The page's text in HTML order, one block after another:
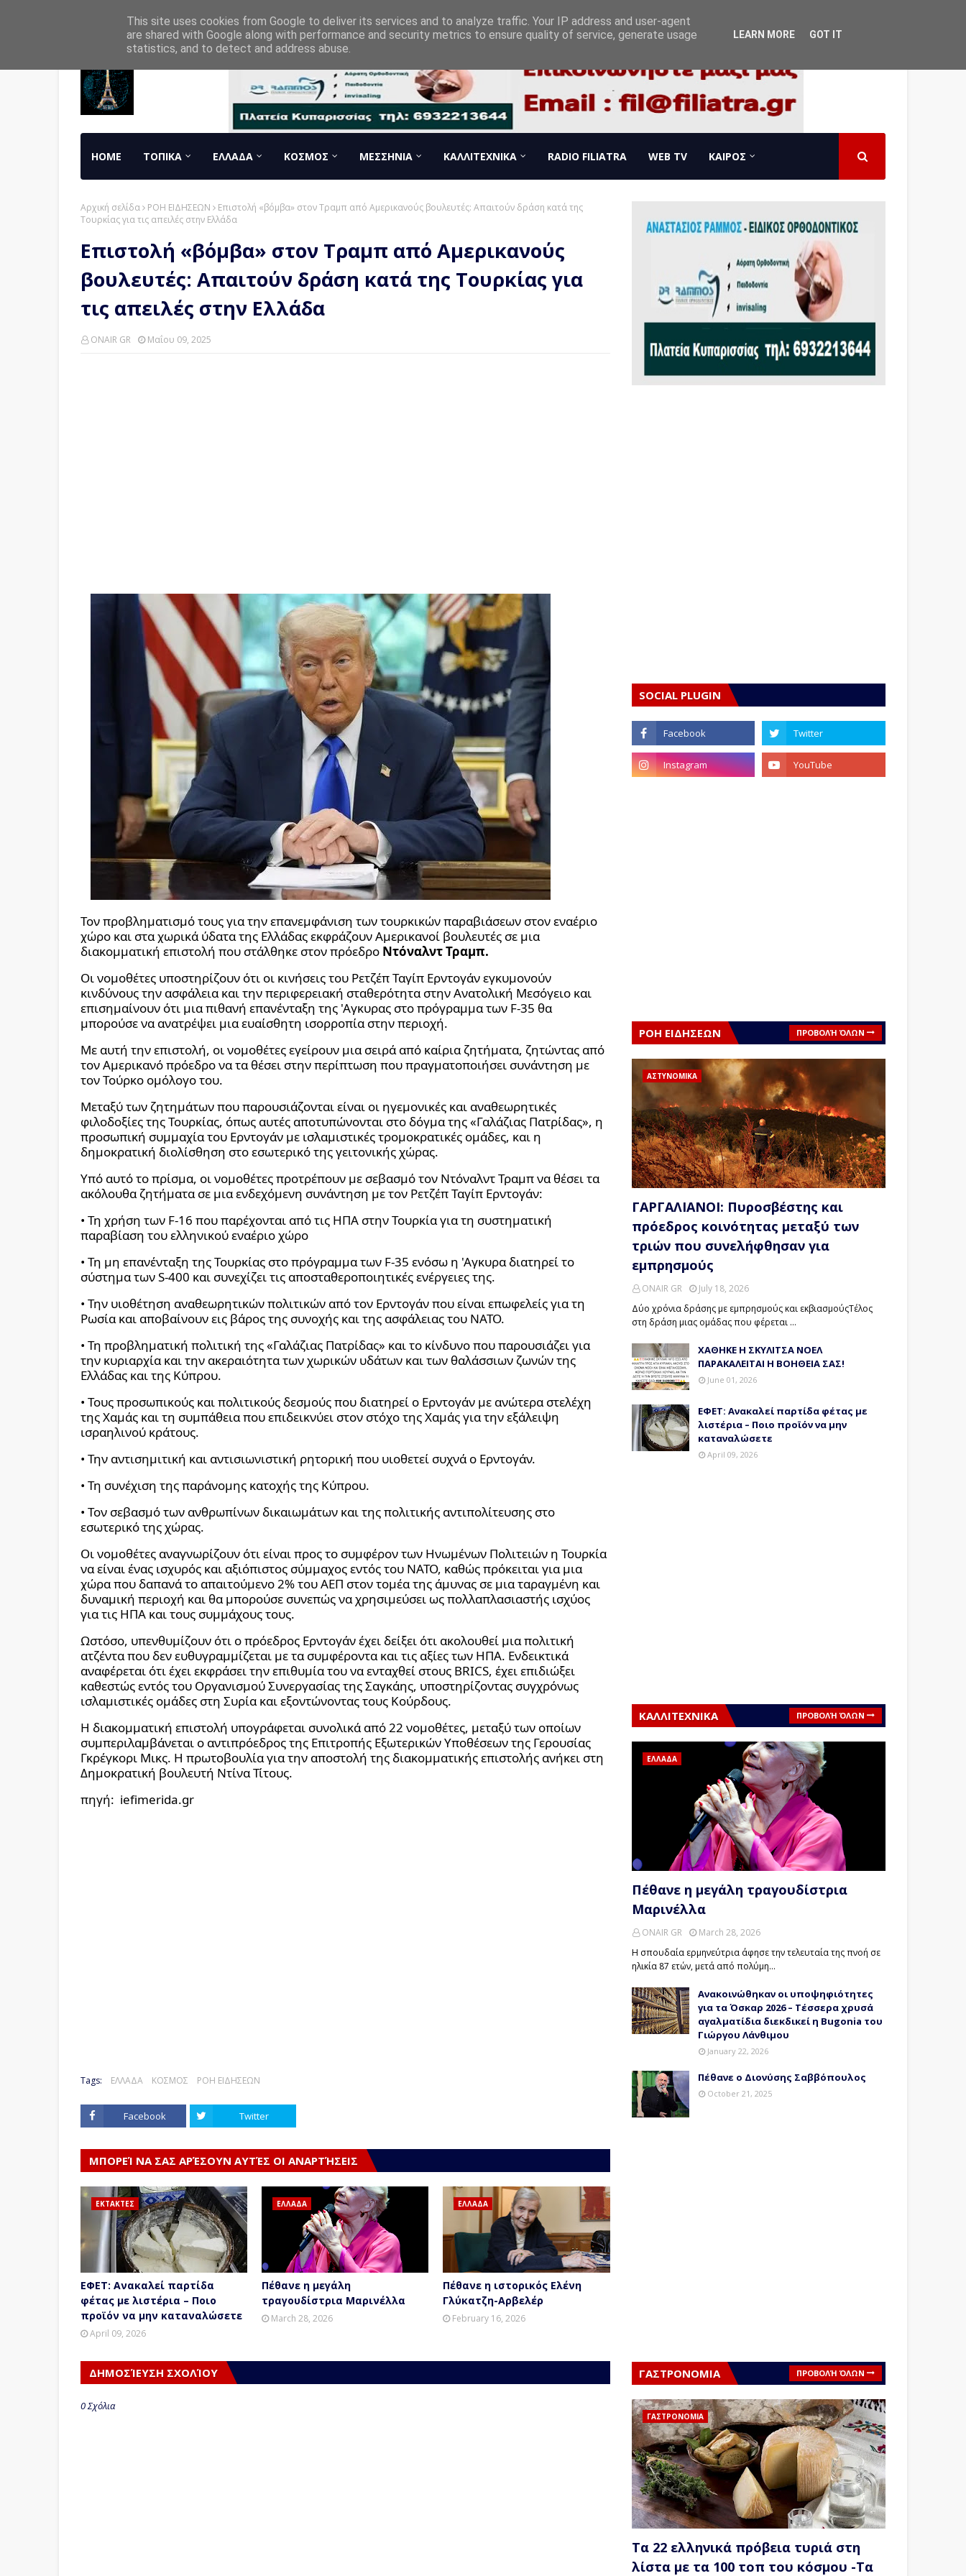
HOME ΤΟΠΙΚΑ ΕΛΛΑΔΑ ΚΟΣΜΟΣ ΜΕΣΣΗΝΙΑ ΚΑΛΛΙΤΕΧΝΙΚΑ RADIO FILIATRA WEB TV ΚΑΙΡΟΣ
Αρχική σελίδα ΡΟΗ ΕΙΔΗΣΕΩΝ
Επιστολή «βόμβα» στον Τραμπ από Αμερικανούς βουλευτές: Απαιτούν δράση κατά της
Τουρκίας για τις απειλές στην Ελλάδα
Επιστολή «βόμβα» στον Τραμπ από Αμερικανούς
βουλευτές: Απαιτούν δράση κατά της Τουρκίας για
τις απειλές στην Ελλάδα
ONAIR GR Μαΐου 09, 2025
Τον προβληματισμό τους για την επανεμφάνιση των τουρκικών παραβιάσεων στον εναέριο
χώρο και στα χωρικά ύδατα της Ελλάδας εκφράζουν Αμερικανοί βουλευτές σε μια
διακομματική επιστολή που στάλθηκε στον πρόεδρο Ντόναλντ Τραμπ.
Οι νομοθέτες υποστηρίζουν ότι οι κινήσεις του Ρετζέπ Ταγίπ Ερντογάν εγκυμονούν
κινδύνους την ασφάλεια και την περιφερειακή σταθερότητα στην Ανατολική Μεσόγειο και
επισημαίνουν ότι μια πιθανή επανένταξη της 'Αγκυρας στο πρόγραμμα των F-35 θα
μπορούσε να ανατρέψει μια ευαίσθητη ισορροπία στην περιοχή.
Με αυτή την επιστολή, οι νομοθέτες εγείρουν μια σειρά από καίρια ζητήματα, ζητώντας από
τον Αμερικανό πρόεδρο να τα θέσει στην περίπτωση που πραγματοποιήσει συνάντηση με
τον Τούρκο ομόλογο του.
Μεταξύ των ζητημάτων που παρουσιάζονται είναι οι ηγεμονικές και αναθεωρητικές
φιλοδοξίες της Τουρκίας, όπως αυτές αποτυπώνονται στο δόγμα της «Γαλάζιας Πατρίδας», η
προσωπική συμμαχία του Ερντογάν με ισλαμιστικές τρομοκρατικές ομάδες, και η
δημοκρατική διολίσθηση στο εσωτερικό της γειτονικής χώρας.
Υπό αυτό το πρίσμα, οι νομοθέτες προτρέπουν με σεβασμό τον Ντόναλντ Τραμπ να θέσει τα
ακόλουθα ζητήματα σε μια ενδεχόμενη συνάντηση με τον Ρετζέπ Ταγίπ Ερντογάν:
• Τη χρήση των F-16 που παρέχονται από τις ΗΠΑ στην Τουρκία για τη συστηματική
παραβίαση του ελληνικού εναέριο χώρο
• Τη μη επανένταξη της Τουρκίας στο πρόγραμμα των F-35 ενόσω η 'Αγκυρα διατηρεί το
σύστημα των S-400 και συνεχίζει τις αποσταθεροποιητικές ενέργειες της.
• Την υιοθέτηση αναθεωρητικών πολιτικών από τον Ερντογάν που είναι επωφελείς για τη
Ρωσία και αποβαίνουν εις βάρος της συνοχής και της ασφάλειας του ΝΑΤΟ.
• Τη προβληματική πολιτική της «Γαλάζιας Πατρίδας» και το κίνδυνο που παρουσιάζει για
την κυριαρχία και την ακεραιότητα των χωρικών υδάτων και των θαλάσσιων ζωνών της
Ελλάδας και της Κύπρου.
• Τους προσωπικούς και πολιτικούς δεσμούς που διατηρεί ο Ερντογάν με ανώτερα στελέχη
της Χαμάς και τη συμπάθεια που επιδεικνύει στον στόχο της Χαμάς για την εξάλειψη
ισραηλινού κράτους.
• Την αντισημιτική και αντισιωνιστική ρητορική που υιοθετεί συχνά ο Ερντογάν.
• Τη συνέχιση της παράνομης κατοχής της Κύπρου.
• Τον σεβασμό των ανθρωπίνων δικαιωμάτων και της πολιτικής αντιπολίτευσης στο
εσωτερικό της χώρας.
Οι νομοθέτες αναγνωρίζουν ότι είναι προς το συμφέρον των Ηνωμένων Πολιτειών η Τουρκία
να είναι ένας ισχυρός και αξιόπιστος σύμμαχος εντός του ΝΑΤΟ, καθώς πρόκειται για μια
χώρα που δαπανά το απαιτούμενο 2% του ΑΕΠ στον τομέα της άμυνας σε μια ταραγμένη και
δυναμική περιοχή και θα μπορούσε συνεπώς να χρησιμεύσει ως πολλαπλασιαστής ισχύος
για τις ΗΠΑ και τους συμμάχους τους.
Ωστόσο, υπενθυμίζουν ότι ο πρόεδρος Ερντογάν έχει δείξει ότι ακολουθεί μια πολιτική
ατζέντα που δεν ευθυγραμμίζεται με τα συμφέροντα και τις αξίες των ΗΠΑ. Ενδεικτικά
αναφέρεται ότι έχει εκφράσει την επιθυμία του να ενταχθεί στους BRICS, έχει επιδιώξει
καθεστώς εντός του Οργανισμού Συνεργασίας της Σαγκάης, υποστηρίζοντας συγχρόνως
ισλαμιστικές ομάδες στη Συρία και εξοντώνοντας τους Κούρδους.
Η διακομματική επιστολή υπογράφεται συνολικά από 22 νομοθέτες, μεταξύ των οποίων
συμπεριλαμβάνεται ο αντιπρόεδρος της Επιτροπής Εξωτερικών Υποθέσεων της Γερουσίας
Γκρέγκορι Μικς. Η πρωτοβουλία για την αποστολή της διακομματικής επιστολής ανήκει στη
Δημοκρατική βουλευτή Ντίνα Τίτους.
πηγή: iefimerida.gr
Tags: ΕΛΛΑΔΑ ΚΟΣΜΟΣ ΡΟΗ ΕΙΔΗΣΕΩΝ
Facebook Twitter
ΜΠΟΡΕΊ ΝΑ ΣΑΣ ΑΡΈΣΟΥΝ ΑΥΤΈΣ ΟΙ ΑΝΑΡΤΉΣΕΙΣ
ΕΚΤΑΚΤΕΣ
ΕΦΕΤ: Ανακαλεί παρτίδα
φέτας με λιστέρια – Ποιο
προϊόν να μην καταναλώσετε
April 09, 2026
ΕΛΛΑΔΑ
Πέθανε η μεγάλη
τραγουδίστρια Μαρινέλλα
March 28, 2026
ΕΛΛΑΔΑ
Πέθανε η ιστορικός Ελένη
Γλύκατζη-Αρβελέρ
February 16, 2026
ΔΗΜΟΣΊΕΥΣΗ ΣΧΟΛΊΟΥ
0 Σχόλια
SOCIAL PLUGIN
ΡΟΗ ΕΙΔΗΣΕΩΝ ΠΡΟΒΟΛΉ ΌΛΩΝ
ΑΣΤΥΝΟΜΙΚΑ
ΓΑΡΓΑΛΙΑΝΟΙ: Πυροσβέστης και
πρόεδρος κοινότητας μεταξύ των
τριών που συνελήφθησαν για
εμπρησμούς
ONAIR GR
July 18, 2026
Δύο χρόνια δράσης με εμπρησμούς και εκβιασμούςΤέλος
στη δράση μιας ομάδας που φέρεται …
ΧΑΘΗΚΕ Η ΣΚΥΛΙΤΣΑ ΝΟΕΛ
ΠΑΡΑΚΑΛΕΙΤΑΙ Η ΒΟΗΘΕΙΑ ΣΑΣ!
June 01, 2026
ΕΦΕΤ: Ανακαλεί παρτίδα φέτας με
λιστέρια – Ποιο προϊόν να μην
καταναλώσετε
April 09, 2026
ΚΑΛΛΙΤΕΧΝΙΚΑ ΠΡΟΒΟΛΉ ΌΛΩΝ
ΕΛΛΑΔΑ
Πέθανε η μεγάλη τραγουδίστρια
Μαρινέλλα
ONAIR GR
March 28, 2026
Η σπουδαία ερμηνεύτρια άφησε την τελευταία της πνοή σε
ηλικία 87 ετών, μετά από πολύμη…
Ανακοινώθηκαν οι υποψηφιότητες
για τα Όσκαρ 2026 – Τέσσερα χρυσά
αγαλματίδια διεκδικεί η Bugonia του
Γιώργου Λάνθιμου
January 22, 2026
Πέθανε ο Διονύσης Σαββόπουλος
October 21, 2025
ΓΑΣΤΡΟΝΟΜΙΑ ΠΡΟΒΟΛΉ ΌΛΩΝ
ΓΑΣΤΡΟΝΟΜΙΑ
Τα 22 ελληνικά πρόβεια τυριά στη
λίστα με τα 100 τοπ του κόσμου -Τα
This site uses cookies from Google to deliver its services and to analyze traffic. Your IP address and user-agent
are shared with Google along with performance and security metrics to ensure quality of service, generate usage
statistics, and to detect and address abuse.
LEARN MORE GOT IT